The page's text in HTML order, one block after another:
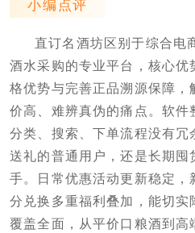
小编点评
直订名酒坊区别于综合电
酒水采购的专业平台，核心优
格优势与完善正品溯源保障，
价高、难辨真伪的痛点。软件
分类、搜索、下单流程没有冗
送礼的普通用户，还是长期囤
手。日常优惠活动更新稳定，
分兑换多重福利叠加，能切实
覆盖全面，从平价口粮酒到高